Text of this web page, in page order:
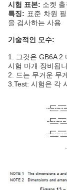
시험 표본: 소켓 출
특징: 표준 차원
을 검사하는 사용
기술적인 모수:
1. 그것은 GB6A 2
시험 마개 장비됩
2. 드는 무거운 무
3.Test: 시험은 각